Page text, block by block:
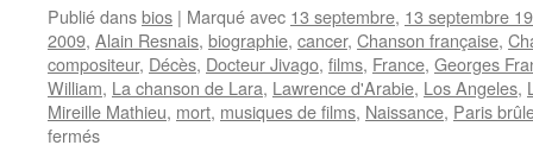
Publié dansbios | Marqué avec 13 septembre, 13 septembre
2009, Alain Resnais, biographie, cancer, Chanson française,
compositeur, Décès, Docteur Jivago, films, France, Georges
William, La chanson de Lara, Lawrence d'Arabie, Los Angeles,
Mireille Mathieu, mort, musiques de films, Naissance, Paris
ferméssur